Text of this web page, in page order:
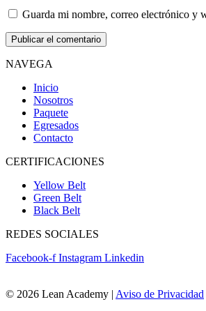
Guarda mi nombre, correo electrónico y
NAVEGA
Inicio
Nosotros
Paquete
Egresados
Contacto
CERTIFICACIONES
Yellow Belt
Green Belt
Black Belt
REDES SOCIALES
Facebook-f Instagram Linkedin
© 2026 Lean Academy | Aviso de Privacidad